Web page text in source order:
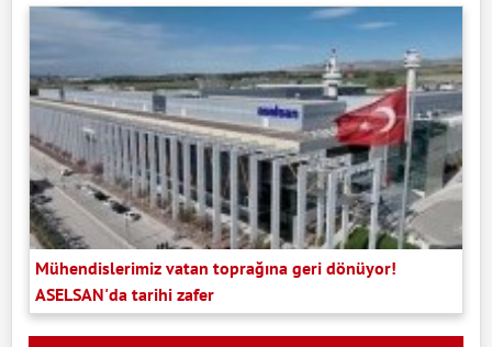
Mühendislerimiz vatan toprağına geri dönüyor!
ASELSAN'da tarihi zafer